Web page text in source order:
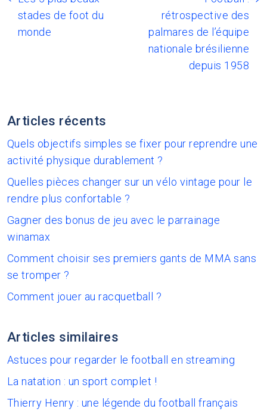
stades de foot du
monde
rétrospective des
palmares de l’équipe
nationale brésilienne
depuis 1958
Articles récents
Quels objectifs simples se fixer pour reprendre une
activité physique durablement ?
Quelles pièces changer sur un vélo vintage pour le
rendre plus confortable ?
Gagner des bonus de jeu avec le parrainage
winamax
Comment choisir ses premiers gants de MMA sans
se tromper ?
Comment jouer au racquetball ?
Articles similaires
Astuces pour regarder le football en streaming
La natation : un sport complet !
Thierry Henry : une légende du football français